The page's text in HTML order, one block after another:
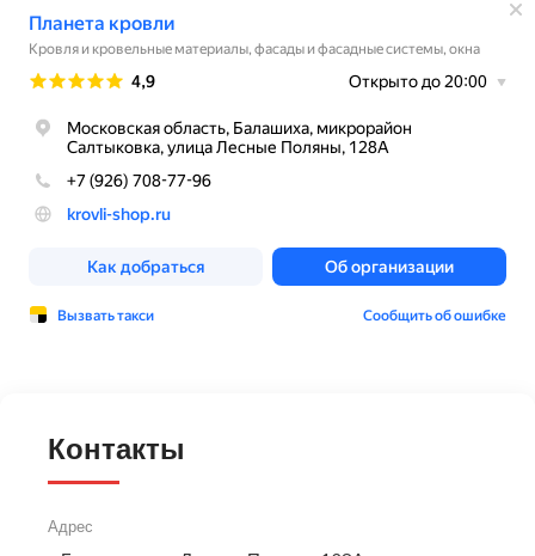
Контакты
Адрес